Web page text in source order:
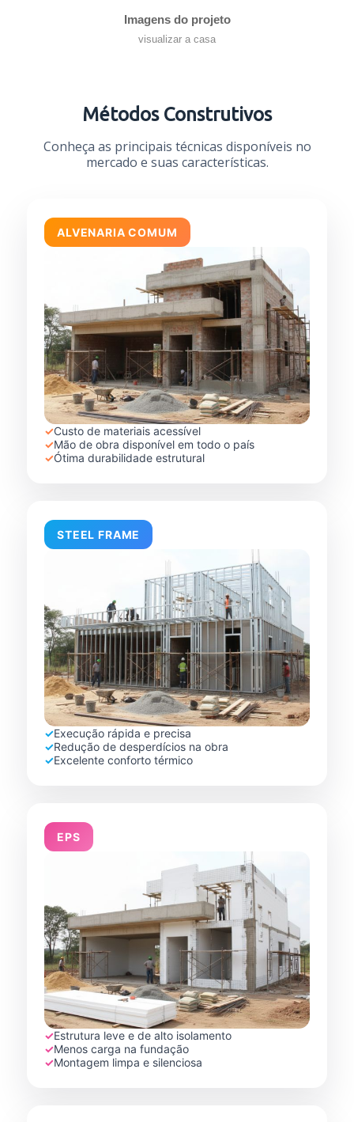
Imagens do projeto
visualizar a casa
Métodos Construtivos
Conheça as principais técnicas disponíveis no
mercado e suas características.
ALVENARIA COMUM
✓Custo de materiais acessível
✓Mão de obra disponível em todo o país
✓Ótima durabilidade estrutural
STEEL FRAME
✓Execução rápida e precisa
✓Redução de desperdícios na obra
✓Excelente conforto térmico
EPS
✓Estrutura leve e de alto isolamento
✓Menos carga na fundação
✓Montagem limpa e silenciosa